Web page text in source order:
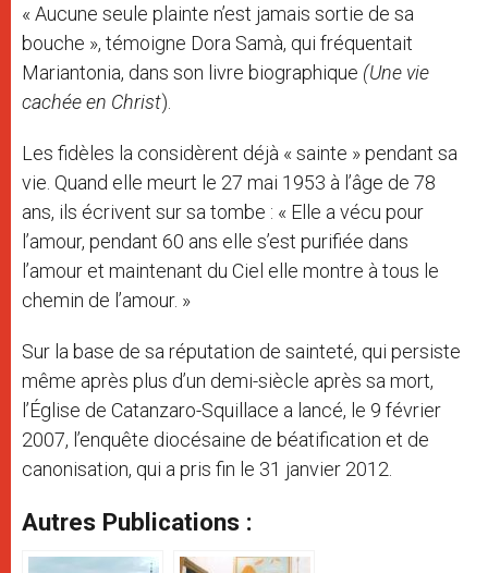
« Aucune seule plainte n’est jamais sortie de sa
bouche », témoigne Dora Samà, qui fréquentait
Mariantonia, dans son livre biographique (Une vie
cachée en Christ).
Les fidèles la considèrent déjà « sainte » pendant sa
vie. Quand elle meurt le 27 mai 1953 à l’âge de 78
ans, ils écrivent sur sa tombe : « Elle a vécu pour
l’amour, pendant 60 ans elle s’est purifiée dans
l’amour et maintenant du Ciel elle montre à tous le
chemin de l’amour. »
Sur la base de sa réputation de sainteté, qui persiste
même après plus d’un demi-siècle après sa mort,
l’Église de Catanzaro-Squillace a lancé, le 9 février
2007, l’enquête diocésaine de béatification et de
canonisation, qui a pris fin le 31 janvier 2012.
Autres Publications :